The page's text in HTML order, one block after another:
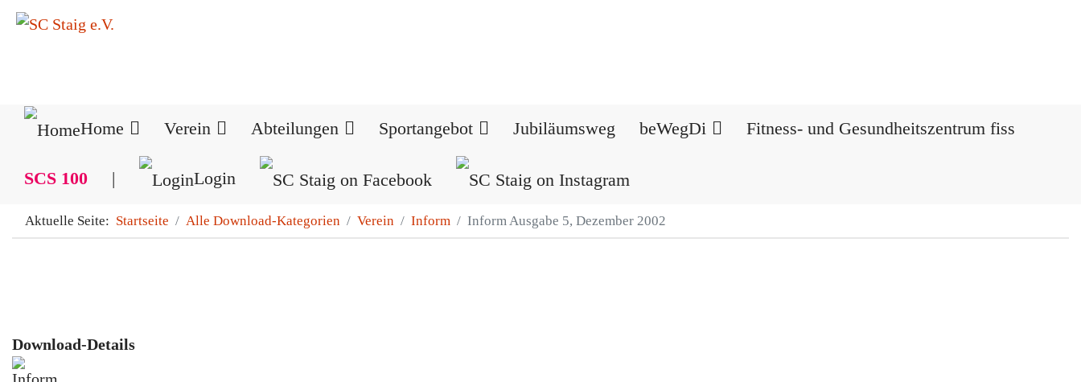
Home Verein Abteilungen Sportangebot Jubiläumsweg beWegDi Fitness- und Gesundheitszentrum fiss
SCS 100 | Login
Aktuelle Seite: Startseite Alle Download-Kategorien Verein Inform Inform Ausgabe 5, Dezember 2002
Download-Details